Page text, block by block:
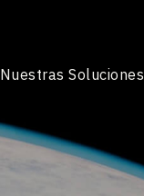
Nuestras Soluciones